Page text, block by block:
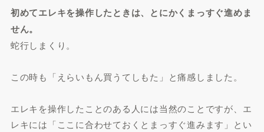
初めてエレキを操作したときは、とにかくまっすぐ進めま
せん。
蛇行しまくり。
この時も「えらいもん買うてしもた」と痛感しました。
エレキを操作したことのある人には当然のことですが、エ
レキには「ここに合わせておくとまっすぐ進みます」とい